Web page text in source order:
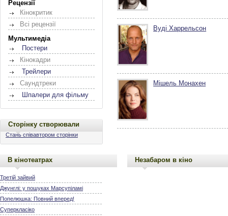
Рецензії
Кінокритик
Всі рецензії
Мультимедіа
Постери
Кінокадри
Трейлери
Саундтреки
Шпалери для фільму
Сторінку створювали
Стань співавтором сторінки
Вуді Харрельсон
Мішель Монахен
В кінотеатрах
Третій зайвий
Джунглі: у пошуках Марсупіламі
Попелюшка: Повний вперед!
Суперкласіко
Незабаром в кіно